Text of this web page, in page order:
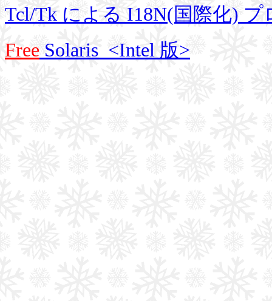
Tcl/Tk による I18N(国際化)
Free Solaris <Intel 版>